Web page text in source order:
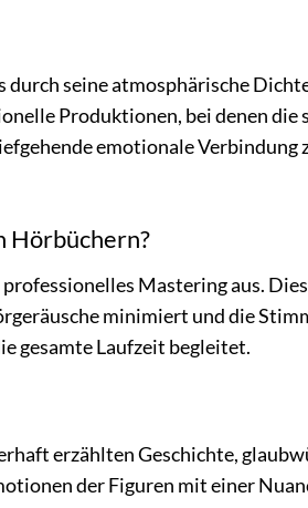
durch seine atmosphärische
Produktionen, bei denen die
emotionale Verbindung
Hörbüchern?
Mastering aus.
minimiert und die
gesamte Laufzeit begleitet.
erzählten Geschichte,
der Figuren mit einer